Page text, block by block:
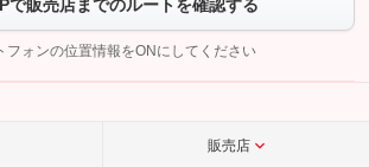
ボタンをタップして問い合わせを
さい。
こちら
で販売店までのルートを確認する
フォンの位置情報をONにしてください
販売店